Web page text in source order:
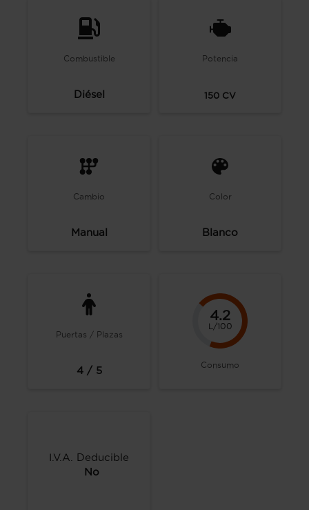
Combustible
Diésel
Potencia
150 CV
Cambio
Manual
Color
Blanco
Puertas / Plazas
4 / 5
4.2
L/100
Consumo
I.V.A. Deducible
No